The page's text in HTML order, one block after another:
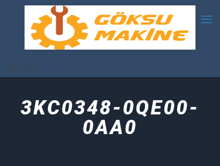
3KC0348-0QE00-
0AA0